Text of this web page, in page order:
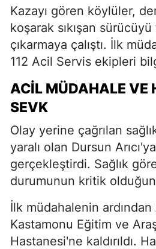
Kazayı gören köylüler,
koşarak sıkışan
çıkarmaya çalıştı. İlk
112 Acil Servis ekipleri
ACIL MÜDAHALE VE
SEVK
Olay yerine çağrılan
yaralı olan Dursun
gerçekleştirdi. Sağlık
durumunun kritik
İlk müdahalenin ardından
Kastamonu Eğitim ve
Hastanesi'ne kaldırıldı.